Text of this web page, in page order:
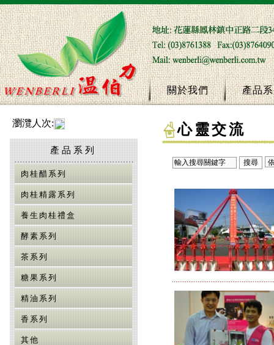
關於我們 產品
瀏灠人次:
產品系列
肉桂醋系列
肉桂精露系列
養生肉桂禮盒
酵素系列
茶系列
糖果系列
精油系列
香系列
其他
心靈交流